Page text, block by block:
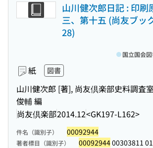
山川健次郎日記 : 印刷
三、第十五 (尚友ブッ
28)
紙 図書
山川健次郎 [著], 尚友倶楽部史料調査
俊輔 編
尚友倶楽部2014.12<GK197-L162>
国立国会
件名（識別子） 00092944
著者標目（識別子） 0009294400303811